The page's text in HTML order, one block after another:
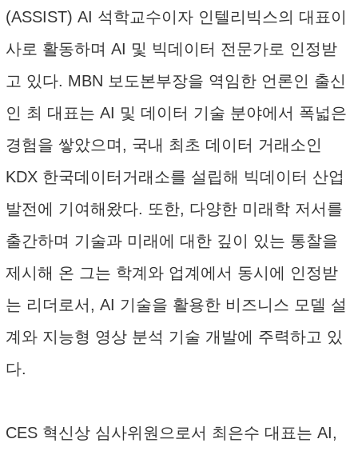
(ASSIST) AI 석학교수이자 인텔리빅스의 대표이
사로 활동하며 AI 및 빅데이터 전문가로 인정받
고 있다. MBN 보도본부장을 역임한 언론인 출신
인 최 대표는 AI 및 데이터 기술 분야에서 폭넓은
경험을 쌓았으며, 국내 최초 데이터 거래소인
KDX 한국데이터거래소를 설립해 빅데이터 산업
발전에 기여해왔다. 또한, 다양한 미래학 저서를
출간하며 기술과 미래에 대한 깊이 있는 통찰을
제시해 온 그는 학계와 업계에서 동시에 인정받
는 리더로서, AI 기술을 활용한 비즈니스 모델 설
계와 지능형 영상 분석 기술 개발에 주력하고 있
다.
CES 혁신상 심사위원으로서 최은수 대표는 AI,